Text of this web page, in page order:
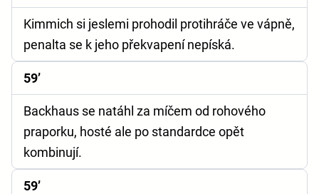
Kimmich si jeslemi prohodil protihráče ve vápně,
penalta se k jeho překvapení nepíská.
59’
Backhaus se natáhl za míčem od rohového
praporku, hosté ale po standardce opět
kombinují.
59’